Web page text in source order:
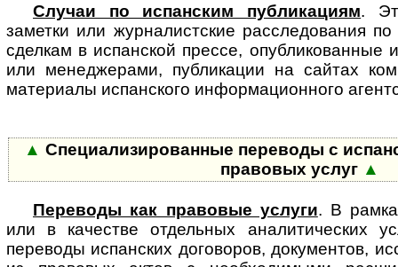
Случаи по испанским публикациям.
заметки или журналистские рас­сле­до­ва­ния
сделкам в испанской прессе, опубликованные
или менеджерами, публикации на сайтах
материалы испанского информационного
▲ Специализированные переводы с
правовых услуг ▲
Переводы как правовые услуги. В
или в качестве отдельных ана­ли­ти­чес­ких
переводы испанских договоров, документов,